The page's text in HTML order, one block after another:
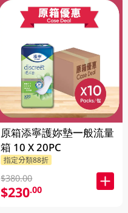
原箱添寧護妳墊一般流量
箱 10 X 20PC
指定分類88折
$380.00
$230.00